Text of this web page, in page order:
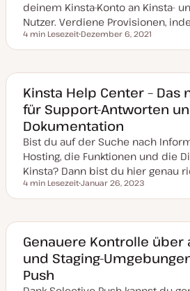
i
e
r
deinem Kinsta-Konto an Kinsta-
Nutzer. Verdiene Provisionen,
Lesezeit
4 min Lesezeit
a
u
a
k
t
u
a
l
i
i
e
t
Dezember 6, 2021
Kinsta Help Center – Das
für Support-Antworten
Dokumentation
Bist du auf der Suche nach
Hosting, die Funktionen und die
Kinsta? Dann bist du hier genau
Lesezeit
4 min Lesezeit
a
u
a
k
t
u
Januar 26, 2023
Genauere Kontrolle über
und Staging-
Push